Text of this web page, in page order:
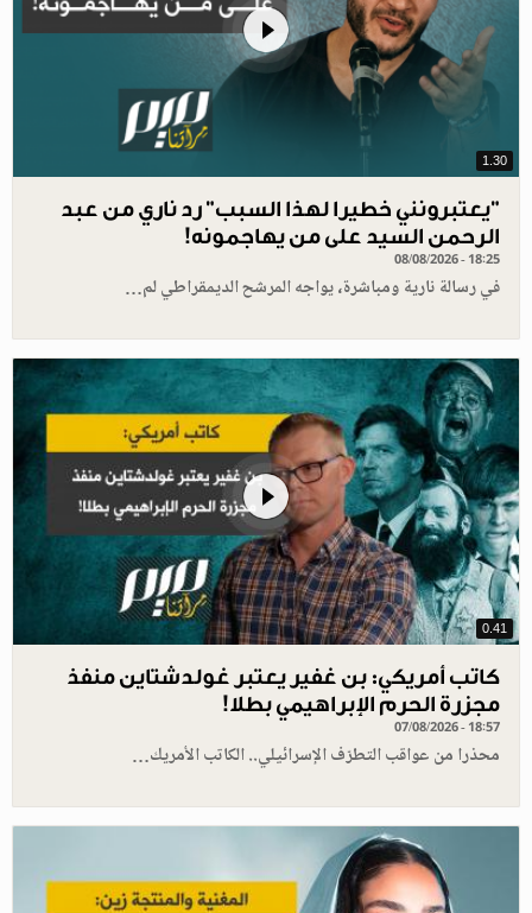
1.30
"يعتبرونني خطيرا لهذا السبب" رد ناري من عبد
الرحمن السيد على من يهاجمونه!
08/08/2026 - 18:25
في رسالة نارية ومباشرة، يواجه المرشح الديمقراطي لم…
0.41
كاتب أمريكي: بن غفير يعتبر غولدشتاين منفذ
مجزرة الحرم الإبراهيمي بطلا!
07/08/2026 - 18:57
محذرا من عواقب التطرّف الإسرائيلي.. الكاتب الأمريك…